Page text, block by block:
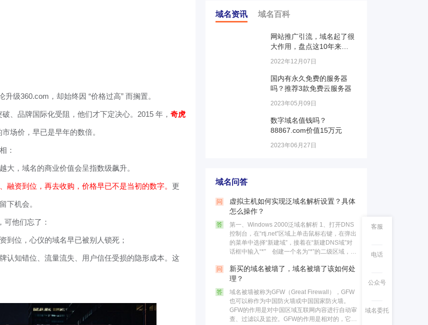
级360.com，却始终因 “价格过高” 而搁置。
、品牌国际化受阻，他们才下定决心。2015 年， 奇虎
场价，早已是早年的数倍。
：
大，域名的商业价值会呈指数级飙升。
资到位，再去收购，价格早已不是当初的数字。 更
下机会。
可他们忘了：
到位，心仪的域名早已被别人锁死；
认知错位、流量流失、用户信任受损的隐形成本。这
域名资讯 域名百科
网站推广引流，域名起了很
大作用，盘点这10年来…
2022年12月07日
国内有永久免费的服务器
吗？推荐3款免费云服务器
2023年05月09日
数字域名值钱吗？
88867.com价值15万元
2023年06月27日
域名问答
问
虚拟主机如何实现泛域名解析设置？具体
怎么操作？
答
第一、Windows 2000泛域名解析 1、打开DNS
控制台，在“rtj.net”区域上单击鼠标右键，在弹出
的菜单中选择“新建域”，接着在“新建DNS域”对
话框中输入“*” 创建一个名为“*”的二级区域，最
问
新买的域名被墙了，域名被墙了该如何处
理？
答
域名被墙被称为GFW（Great Firewall），GFW
也可以称作为中国防火墙或中国国家防火墙。
GFW的作用是对中国区域互联网内容进行自动审
查、过滤以及监控。GFW的作用是相对的，它不
客服
电话
公众号
域名委托